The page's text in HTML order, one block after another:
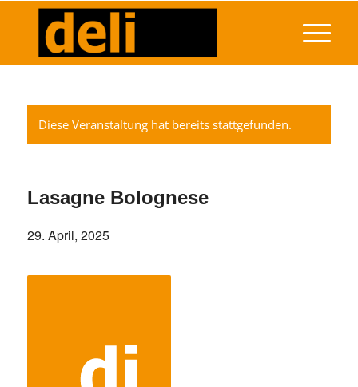
Diese Veranstaltung hat bereits stattgefunden.
Lasagne Bolognese
29. April, 2025